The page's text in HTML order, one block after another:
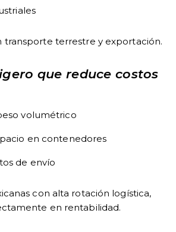
transporte terrestre y exportación.
que reduce costos
volumétrico
en contenedores
de envío
con alta rotación logística,
en rentabilidad.